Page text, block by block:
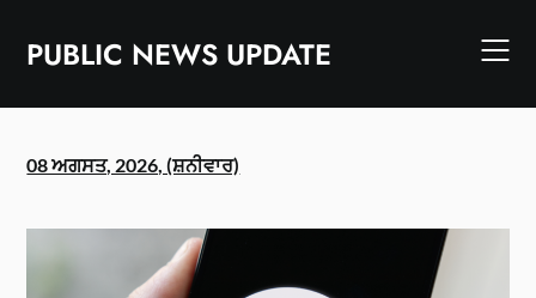
contentPUBLIC NEWS UPDATE
08 ਅਗਸਤ, 2026, (ਸ਼ਨੀਵਾਰ)